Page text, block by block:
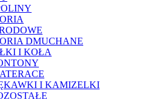
DMUCHANE
I KOŁA
I KAMIZELKI